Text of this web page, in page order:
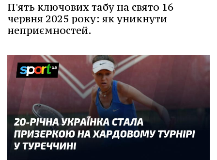
П'ять ключових табу на свято 16
червня 2025 року: як уникнути
неприємностей.